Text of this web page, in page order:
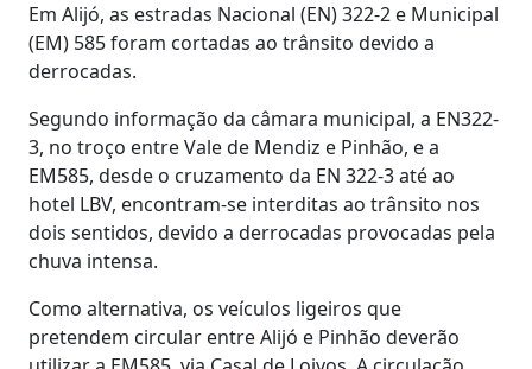
Em Alijó, as estradas Nacional (EN) 322-2 e Municipal
(EM) 585 foram cortadas ao trânsito devido a
derrocadas.
Segundo informação da câmara municipal, a EN322-
3, no troço entre Vale de Mendiz e Pinhão, e a
EM585, desde o cruzamento da EN 322-3 até ao
hotel LBV, encontram-se interditas ao trânsito nos
dois sentidos, devido a derrocadas provocadas pela
chuva intensa.
Como alternativa, os veículos ligeiros que
pretendem circular entre Alijó e Pinhão deverão